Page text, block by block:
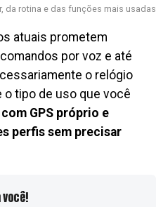
da rotina e das funções mais usadas
atuais prometem
por voz e até
o relógio
o tipo de uso que você
GPS próprio e
perfis sem precisar